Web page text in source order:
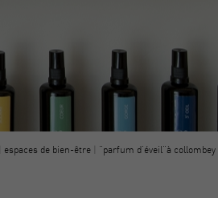
espaces de bien-être "parfum d'éveil"à collombey